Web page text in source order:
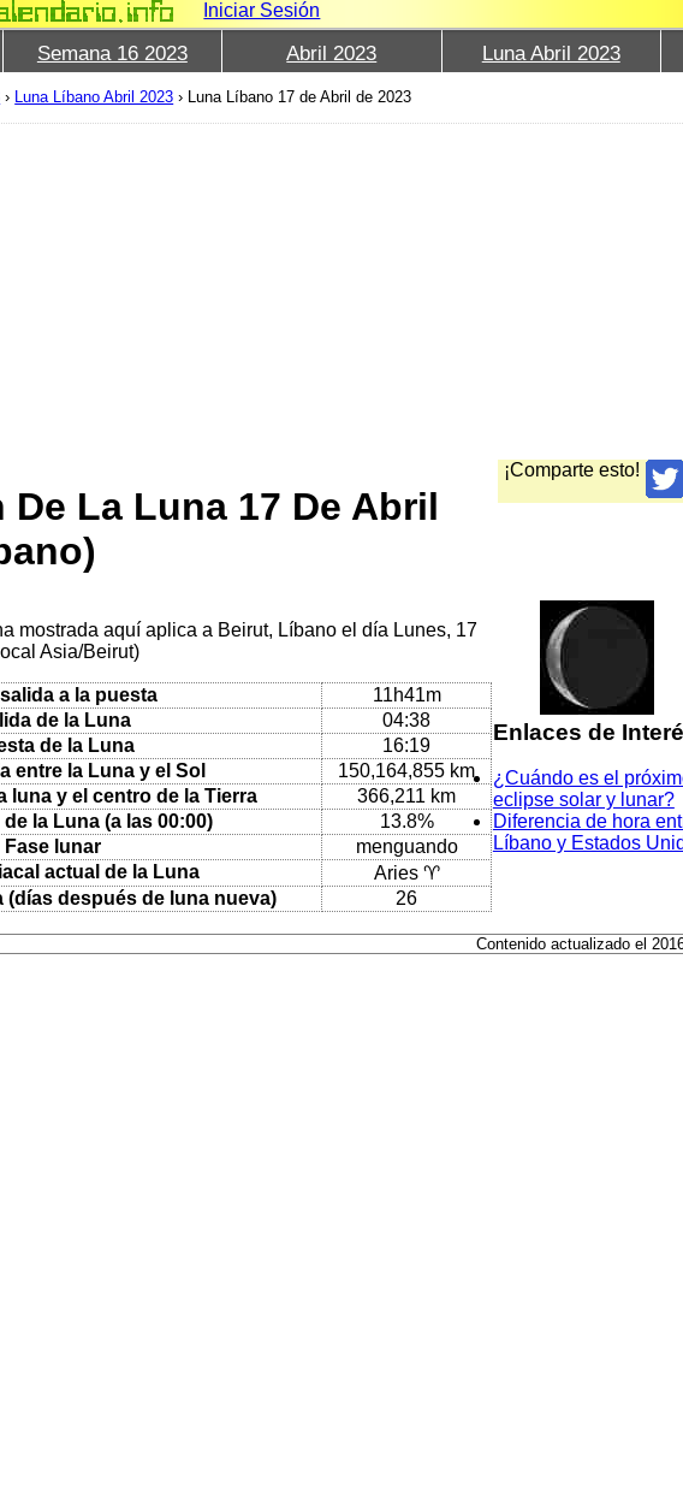
Iniciar Sesión
Semana 16 2023 Abril 2023 Luna Abril 2023
› Luna Líbano Abril 2023 › Luna Líbano 17 de Abril de 2023
¡Comparte esto!
La Luna 17 De Abril
mostrada aquí aplica a Beirut, Líbano el día Lunes, 17
Asia/Beirut)
salida a la puesta
11h41m
de la Luna
04:38
de la Luna
16:19
entre la Luna y el Sol
150,164,855 km
luna y el centro de la Tierra
366,211 km
de la Luna (a las 00:00)
13.8%
Fase lunar
menguando
actual de la Luna
Aries ♈
(días después de luna nueva)
26
Enlaces de
¿Cuándo es el
eclipse solar y lunar?
Diferencia de hora
Líbano y Estados
Contenido actualizado el